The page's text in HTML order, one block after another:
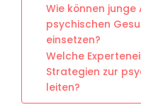
Wie können
psychischen
einsetzen?
Welche
Strategien zur
leiten?